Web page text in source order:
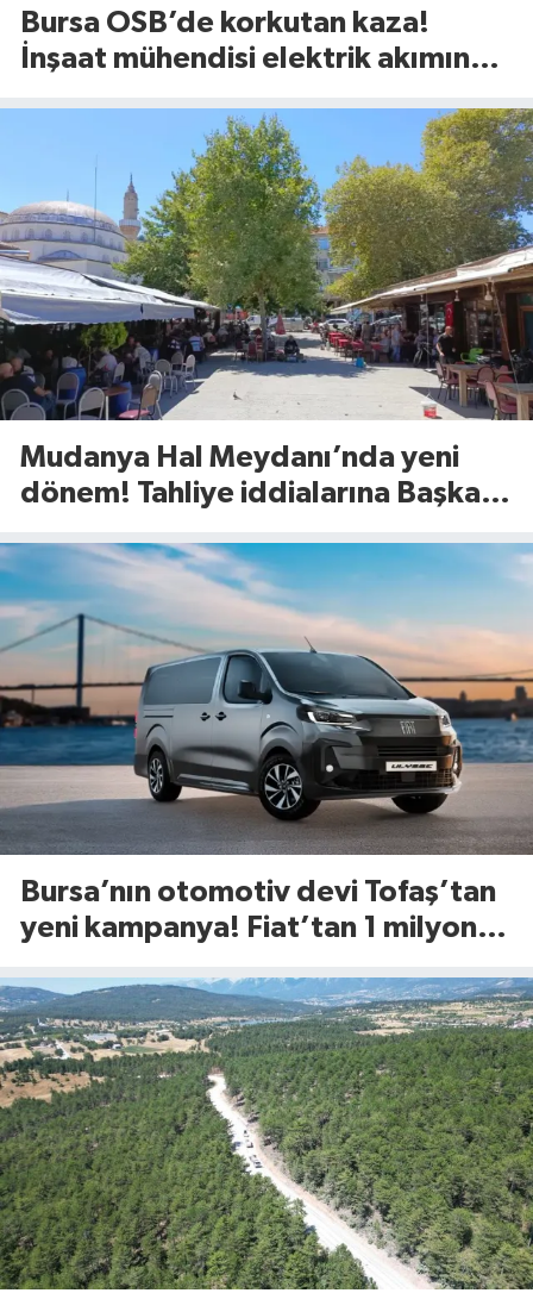
Bursa OSB’de korkutan kaza!
İnşaat mühendisi elektrik akımına
Mudanya Hal Meydanı’nda yeni
dönem! Tahliye iddialarına Başkan
Bursa’nın otomotiv devi Tofaş’tan
yeni kampanya! Fiat’tan 1 milyon